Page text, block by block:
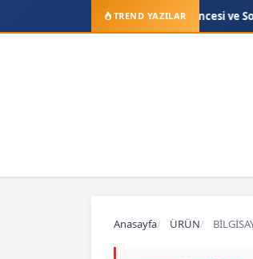
TREND YAZILAR
iOS Güncellemesi Öncesi ve Sonrası Yapılması
Anasayfa ÜRÜN